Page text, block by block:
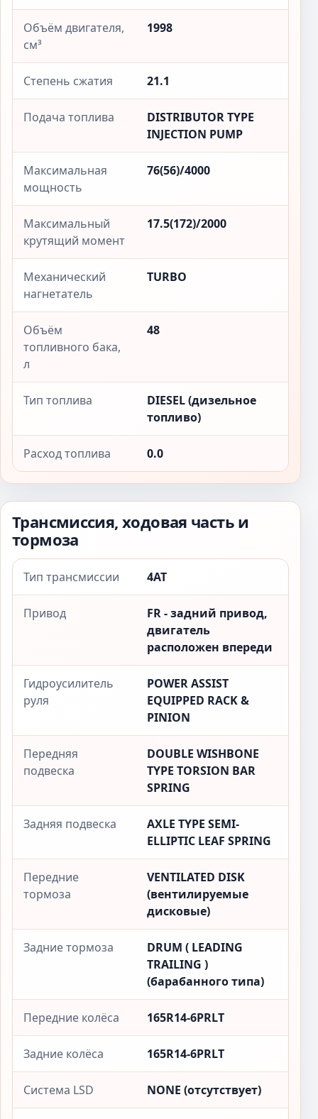
Объём двигателя,
см³
1998
Степень сжатия 21.1
Подача топлива
DISTRIBUTOR TYPE
INJECTION PUMP
Максимальная
мощность
76(56)/4000
Максимальный
крутящий момент
17.5(172)/2000
Механический
нагнетатель
TURBO
Объём
топливного бака,
л
48
Тип топлива
DIESEL (дизельное
топливо)
Расход топлива 0.0
Трансмиссия, ходовая часть и
тормоза
Тип трансмиссии 4AT
Привод
FR - задний привод,
двигатель
расположен впереди
Гидроусилитель
руля
POWER ASSIST
EQUIPPED RACK &
PINION
Передняя
подвеска
DOUBLE WISHBONE
TYPE TORSION BAR
SPRING
Задняя подвеска
AXLE TYPE SEMI-
ELLIPTIC LEAF SPRING
Передние
тормоза
VENTILATED DISK
(вентилируемые
дисковые)
Задние тормоза
DRUM ( LEADING
TRAILING )
(барабанного типа)
Передние колёса 165R14-6PRLT
Задние колёса 165R14-6PRLT
Система LSD NONE (отсутствует)